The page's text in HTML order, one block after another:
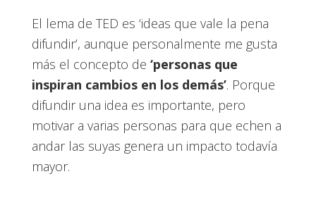
El lema de TED es ‘ideas que vale la pena
difundir’, aunque personalmente me gusta
más el concepto de ‘personas que
inspiran cambios en los demás’. Porque
difundir una idea es importante, pero
motivar a varias personas para que echen a
andar las suyas genera un impacto todavía
mayor.